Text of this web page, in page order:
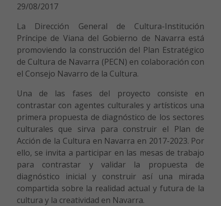
29/08/2017
La Dirección General de Cultura-Institución
Príncipe de Viana del Gobierno de Navarra está
promoviendo la construcción del Plan Estratégico
de Cultura de Navarra (PECN) en colaboración con
el Consejo Navarro de la Cultura.
Una de las fases del proyecto consiste en
contrastar con agentes culturales y artísticos una
primera propuesta de diagnóstico de los sectores
culturales que sirva para construir el Plan de
Acción de la Cultura en Navarra en 2017-2023. Por
ello, se invita a participar en las mesas de trabajo
para contrastar y validar la propuesta de
diagnóstico inicial y construir así una mirada
compartida sobre la realidad actual y futura de la
cultura y la creatividad en Navarra.